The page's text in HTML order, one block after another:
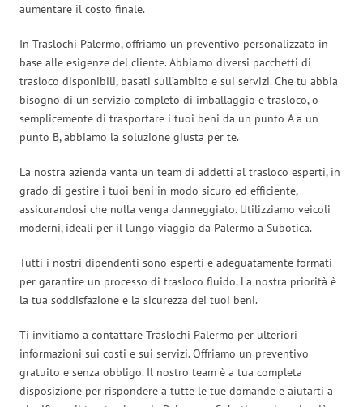
aumentare il costo finale.
In Traslochi Palermo, offriamo un preventivo personalizzato in
base alle esigenze del cliente. Abbiamo diversi pacchetti di
trasloco disponibili, basati sull’ambito e sui servizi. Che tu abbia
bisogno di un servizio completo di imballaggio e trasloco, o
semplicemente di trasportare i tuoi beni da un punto A a un
punto B, abbiamo la soluzione giusta per te.
La nostra azienda vanta un team di addetti al trasloco esperti, in
grado di gestire i tuoi beni in modo sicuro ed efficiente,
assicurandosi che nulla venga danneggiato. Utilizziamo veicoli
moderni, ideali per il lungo viaggio da Palermo a Subotica.
Tutti i nostri dipendenti sono esperti e adeguatamente formati
per garantire un processo di trasloco fluido. La nostra priorità è
la tua soddisfazione e la sicurezza dei tuoi beni.
Ti invitiamo a contattare Traslochi Palermo per ulteriori
informazioni sui costi e sui servizi. Offriamo un preventivo
gratuito e senza obbligo. Il nostro team è a tua completa
disposizione per rispondere a tutte le tue domande e aiutarti a